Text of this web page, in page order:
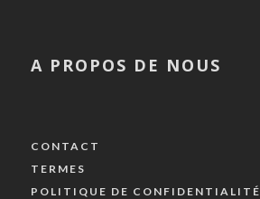
A PROPOS DE NOUS
CONTACT
TERMES
POLITIQUE DE CONFIDENTIALITÉ